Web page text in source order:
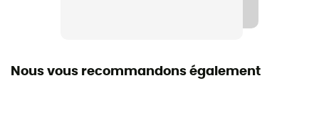
Nous vous recommandons également